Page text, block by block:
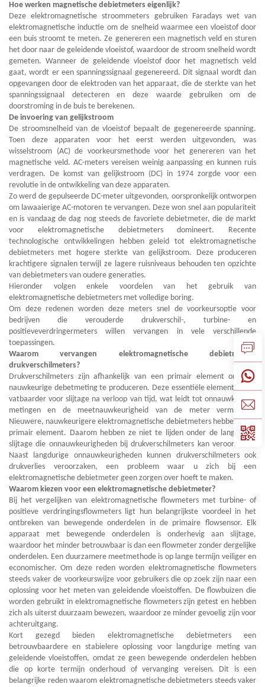
Hoe werken magnetische debietmeters eigenlijk?
Deze elektromagnetische stroommeters gebruiken Faradays wet van
elektromagnetische inductie om de snelheid waarmee een vloeistof door
een buis stroomt te meten. Ze genereren een magnetisch veld en sturen
het door naar de geleidende vloeistof, waardoor de stroom snelheid wordt
gemeten. Wanneer de geleidende vloeistof door het magnetisch veld
gaat, wordt er een spanningssignaal gegenereerd. Dit signaal wordt dan
opgevangen door de elektroden van het apparaat, die de sterkte van het
spanningssignaal detecteren en deze waarde gebruiken om de
doorstroming in de buis te berekenen.
De invoering van gelijkstroom
De stroomsnelheid van de vloeistof bepaalt de gegenereerde spanning.
Toen deze apparaten voor het eerst werden uitgevonden, was
wisselstroom (AC) de voorkeursmethode voor het genereren van het
magnetische veld. AC-meters vereisen weinig aanpassing en kunnen ruis
verdragen. De komst van gelijkstroom (DC) in 1974 zorgde voor een
revolutie in de ontwikkeling van deze apparaten.
Zo werd de gepulseerde DC-meter uitgevonden, oorspronkelijk ontworpen
om lawaaierige AC-motoren te vervangen. Deze won snel aan populariteit
en is vandaag de dag nog steeds de favoriete debietmeter, die de markt
voor elektromagnetische debietmeters domineert. Recente
technologische ontwikkelingen hebben geleid tot elektromagnetische
debietmeters met hogere sterkte van gelijkstroom. Deze produceren
krachtigere signalen terwijl ze lagere ruisniveaus behouden ten opzichte
van debietmeters van oudere generaties.
Hieronder volgen enkele voordelen van het gebruik van
elektromagnetische debietmeters met volledige boring.
Om deze redenen worden deze meters snel de voorkeursoptie voor
bedrijven die verouderde drukverschil-, turbine- en
positieveverdringermeters willen vervangen in vele verschillende
toepassingen.
Waarom vervangen elektromagnetische debietmeters
drukverschilmeters?
Drukverschilmeters zijn afhankelijk van een primair element om een
nauwkeurige debetmeting te produceren. Deze essentiële elementen zijn
vatbaarder voor slijtage na verloop van tijd, wat leidt tot onnauwkeurige
metingen en de meetnauwkeurigheid van de meter vermindert.
Nieuwere, nauwkeurigere elektromagnetische debietmeters hebben geen
primair element. Daarom hebben ze niet te lijden onder de langdurige
slijtage die onnauwkeurigheden bij drukverschilmeters kan veroorzaken.
Naast langdurige onnauwkeurigheden kunnen drukverschilmeters ook
drukverlies veroorzaken, een probleem waar u zich bij een
elektromagnetische debietmeter geen zorgen over hoeft te maken.
Waarom kiezen voor een elektromagnetische debietmeter?
Bij het vergelijken van elektromagnetische flowmeters met turbine- of
positieve verdringingsflowmeters ligt hun belangrijkste voordeel in het
ontbreken van bewegende onderdelen in de primaire flowsensor. Elk
apparaat met bewegende onderdelen is onderhevig aan slijtage,
waardoor het minder betrouwbaar is dan een flowmeter zonder dergelijke
onderdelen. Een duurzamere meetmethode is op lange termijn veiliger en
economischer. Om deze reden worden elektromagnetische flowmeters
steeds vaker de voorkeurswijze voor gebruikers die op zoek zijn naar een
oplossing voor het meten van geleidende vloeistoffen. De flowbuizen die
worden gebruikt in elektromagnetische flowmeters zijn getest en hebben
zich als uiterst duurzaam bewezen, waardoor ze minder gevoelig zijn voor
achteruitgang.
Kort gezegd bieden elektromagnetische debietmeters een
betrouwbaardere en stabielere oplossing voor langdurige meting van
geleidende vloeistoffen, omdat ze geen bewegende onderdelen hebben
die op korte termijn onderhoud of vervanging vereisen. Dit is een
belangrijke reden waarom elektromagnetische debietmeters steeds vaker